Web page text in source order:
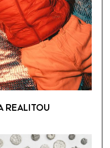
REALITOU